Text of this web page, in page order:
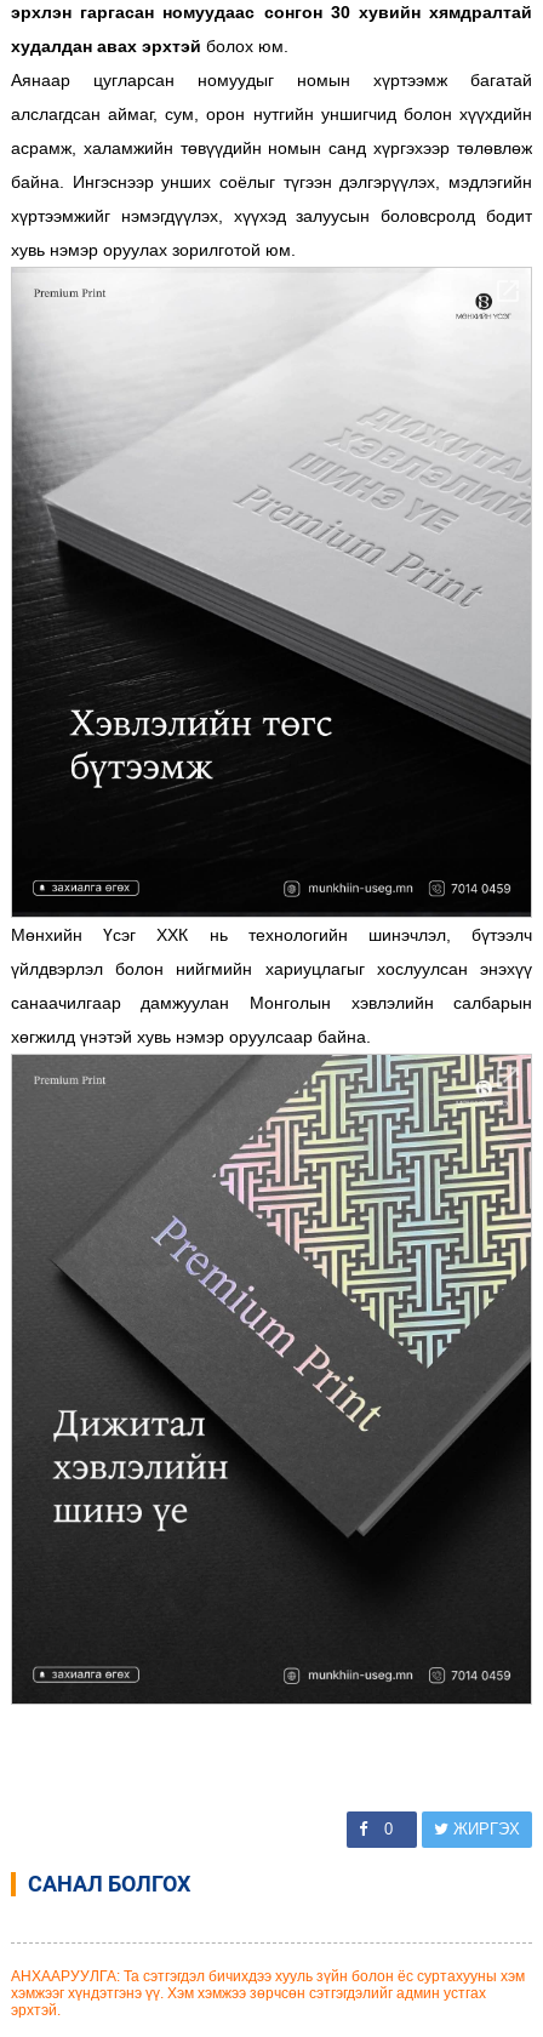
эрхлэн гаргасан номуудаас сонгон 30 хувийн хямдралтай
худалдан авах эрхтэй болох юм.
Аянаар цугларсан номуудыг номын хүртээмж багатай
алслагдсан аймаг, сум, орон нутгийн уншигчид болон хүүхдийн
асрамж, халамжийн төвүүдийн номын санд хүргэхээр төлөвлөж
байна. Ингэснээр унших соёлыг түгээн дэлгэрүүлэх, мэдлэгийн
хүртээмжийг нэмэгдүүлэх, хүүхэд залуусын боловсролд бодит
хувь нэмэр оруулах зорилготой юм.
Мөнхийн Үсэг ХХК нь технологийн шинэчлэл, бүтээлч
үйлдвэрлэл болон нийгмийн хариуцлагыг хослуулсан энэхүү
санаачилгаар дамжуулан Монголын хэвлэлийн салбарын
хөгжилд үнэтэй хувь нэмэр оруулсаар байна.
0 ЖИРГЭХ
САНАЛ БОЛГОХ
АНХААРУУЛГА: Та сэтгэгдэл бичихдээ хууль зүйн болон ёс суртахууны хэм
хэмжээг хүндэтгэнэ үү. Хэм хэмжээ зөрчсөн сэтгэгдэлийг админ устгах
эрхтэй.